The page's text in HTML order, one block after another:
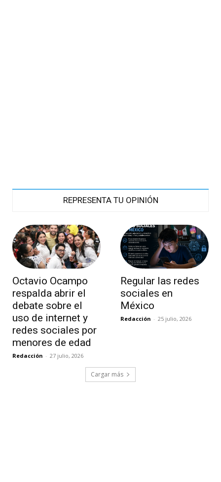
REPRESENTA TU OPINIÓN
Octavio Ocampo
respalda abrir el
debate sobre el
uso de internet y
redes sociales por
menores de edad
Redacción - 27 julio, 2026
Regular las redes
sociales en
México
Redacción - 25 julio, 2026
Cargar más